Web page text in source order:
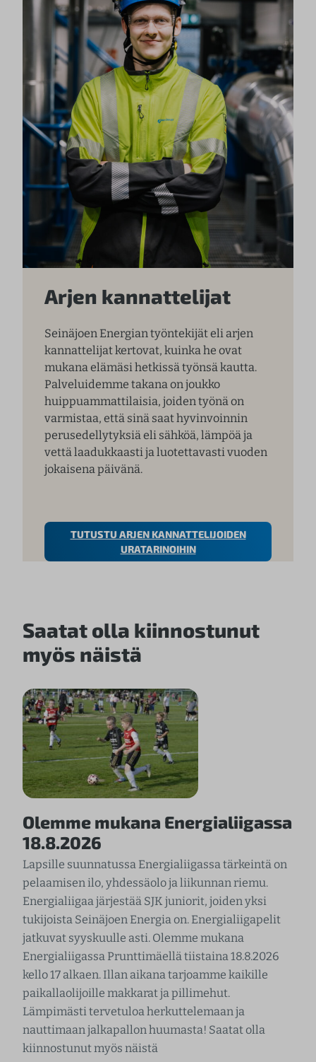
Arjen kannattelijat
Seinäjoen Energian työntekijät eli arjen
kannattelijat kertovat, kuinka he ovat
mukana elämäsi hetkissä työnsä kautta.
Palveluidemme takana on joukko
huippuammattilaisia, joiden työnä on
varmistaa, että sinä saat hyvinvoinnin
perusedellytyksiä eli sähköä, lämpöä ja
vettä laadukkaasti ja luotettavasti vuoden
jokaisena päivänä.
TUTUSTU ARJEN KANNATTELIJOIDEN
URATARINOIHIN
Saatat olla kiinnostunut
myös näistä
Olemme mukana Energialiigassa
18.8.2026
Lapsille suunnatussa Energialiigassa tärkeintä on
pelaamisen ilo, yhdessäolo ja liikunnan riemu.
Energialiigaa järjestää SJK juniorit, joiden yksi
tukijoista Seinäjoen Energia on. Energialiigapelit
jatkuvat syyskuulle asti. Olemme mukana
Energialiigassa Prunttimäellä tiistaina 18.8.2026
kello 17 alkaen. Illan aikana tarjoamme kaikille
paikallaolijoille makkarat ja pillimehut.
Lämpimästi tervetuloa herkuttelemaan ja
nauttimaan jalkapallon huumasta! Saatat olla
kiinnostunut myös näistä